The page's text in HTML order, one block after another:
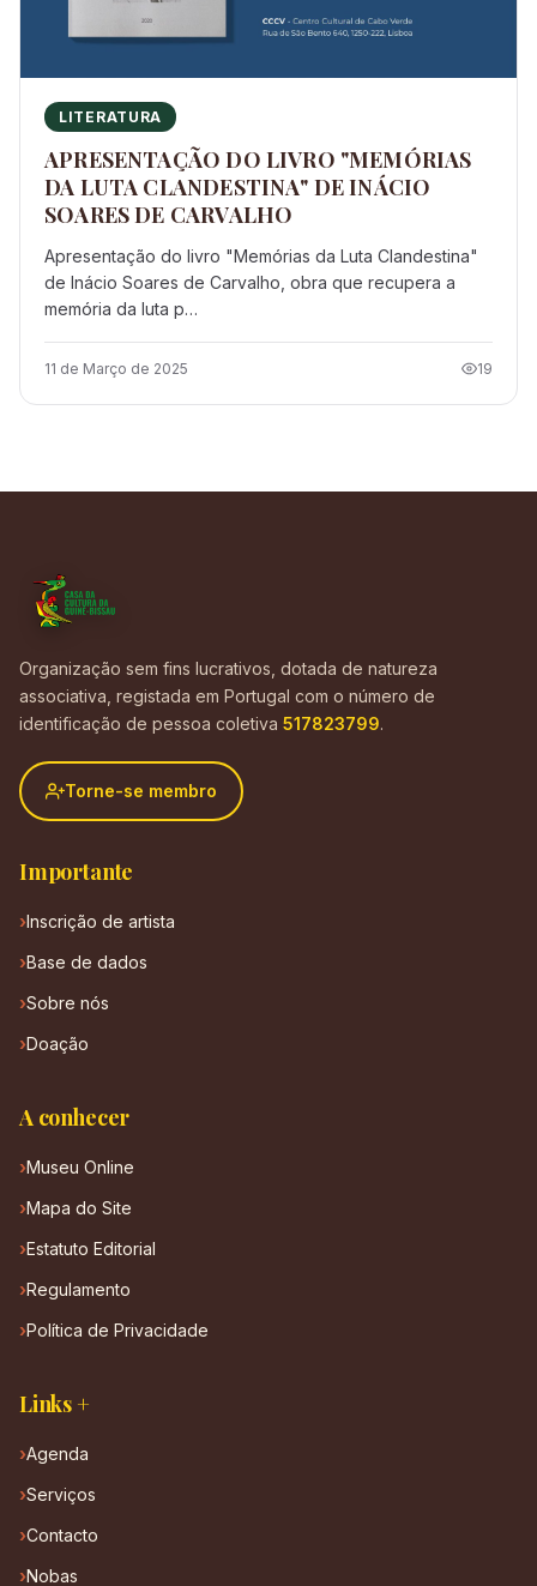
LITERATURA
APRESENTAÇÃO DO LIVRO "MEMÓRIAS
DA LUTA CLANDESTINA" DE INÁCIO
SOARES DE CARVALHO
Apresentação do livro "Memórias da Luta Clandestina"
de Inácio Soares de Carvalho, obra que recupera a
memória da luta p…
11 de Março de 2025 19
Organização sem fins lucrativos, dotada de natureza
associativa, registada em Portugal com o número de
identificação de pessoa coletiva 517823799.
Torne-se membro
Importante
Inscrição de artista
Base de dados
Sobre nós
Doação
A conhecer
Museu Online
Mapa do Site
Estatuto Editorial
Regulamento
Política de Privacidade
Links +
Agenda
Serviços
Contacto
Nobas